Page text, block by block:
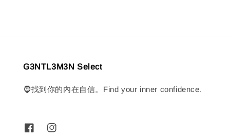
G3NTL3M3N Select
🧔找到你的內在自信。Find your inner confidence.